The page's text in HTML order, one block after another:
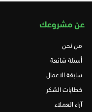
عن مشروعك
من نحن
أسئلة شائعة
سابقة الاعمال
خطابات الشكر
آراء العملاء